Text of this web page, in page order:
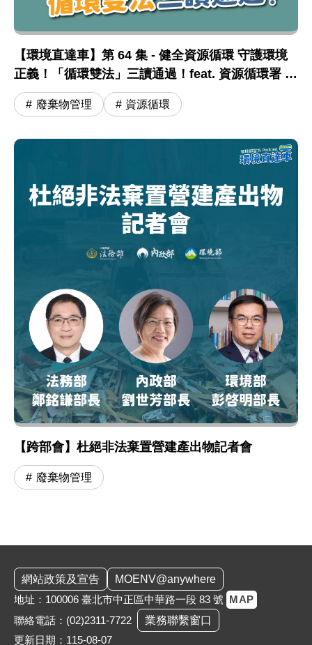
【環境直達車】第 64 集 - 健全資源循環 守護環境
正義！「循環雙法」三讀通過！feat. 資源循環署 蔣
震彥組長
廢棄物管理 資源循環
【跨部會】杜絕非法棄置營建產出物記者會
廢棄物管理
網站政策及宣告
MOENV@anywhere
地址：100006 臺北市中正區中華路一段 83 號 MAP
聯絡電話： (02)2311-7722
業務聯繫窗口
更新日期：115-08-07